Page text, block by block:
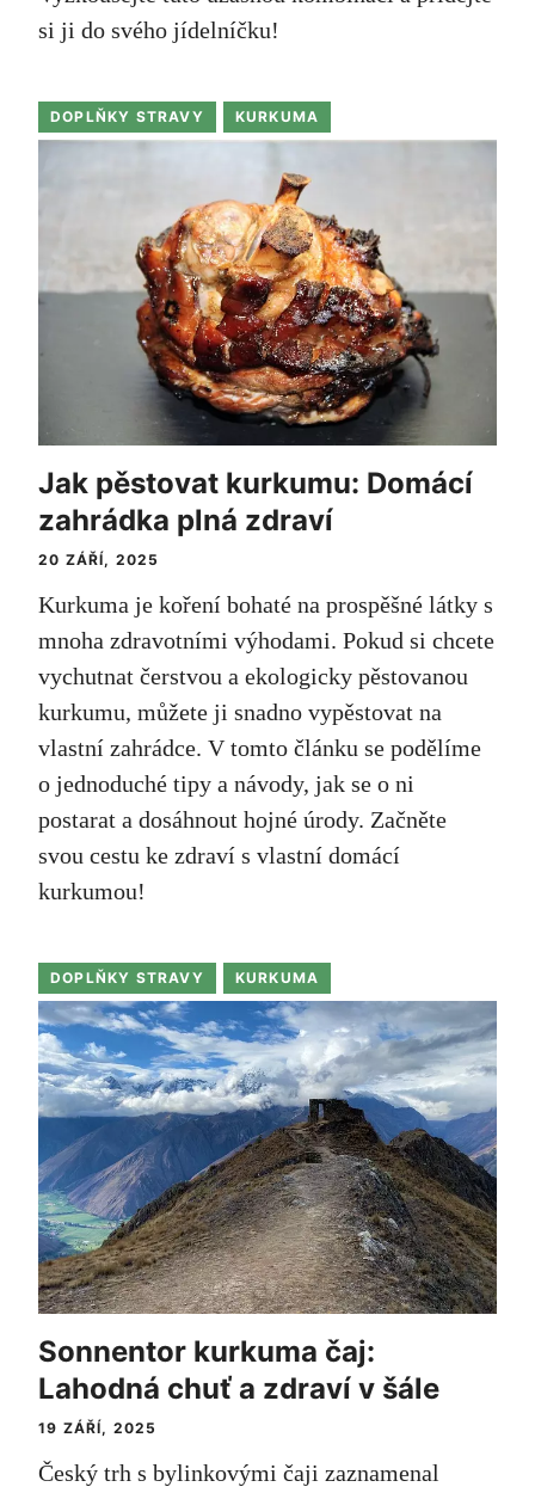
si ji do svého jídelníčku!
DOPLŇKY STRAVY KURKUMA
Jak pěstovat kurkumu: Domácí
zahrádka plná zdraví
20 ZÁŘÍ, 2025
Kurkuma je koření bohaté na prospěšné látky s
mnoha zdravotními výhodami. Pokud si chcete
vychutnat čerstvou a ekologicky pěstovanou
kurkumu, můžete ji snadno vypěstovat na
vlastní zahrádce. V tomto článku se podělíme
o jednoduché tipy a návody, jak se o ni
postarat a dosáhnout hojné úrody. Začněte
svou cestu ke zdraví s vlastní domácí
kurkumou!
DOPLŇKY STRAVY KURKUMA
Sonnentor kurkuma čaj:
Lahodná chuť a zdraví v šále
19 ZÁŘÍ, 2025
Český trh s bylinkovými čaji zaznamenal